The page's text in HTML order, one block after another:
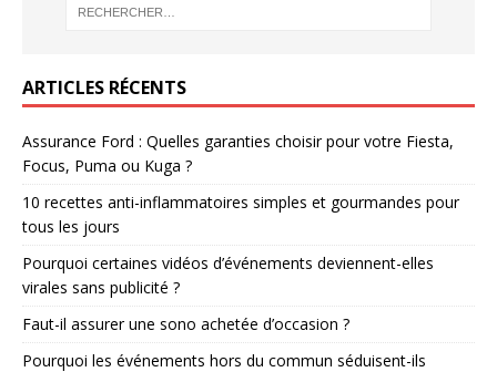
ARTICLES RÉCENTS
Assurance Ford : Quelles garanties choisir pour votre Fiesta,
Focus, Puma ou Kuga ?
10 recettes anti-inflammatoires simples et gourmandes pour
tous les jours
Pourquoi certaines vidéos d’événements deviennent-elles
virales sans publicité ?
Faut-il assurer une sono achetée d’occasion ?
Pourquoi les événements hors du commun séduisent-ils